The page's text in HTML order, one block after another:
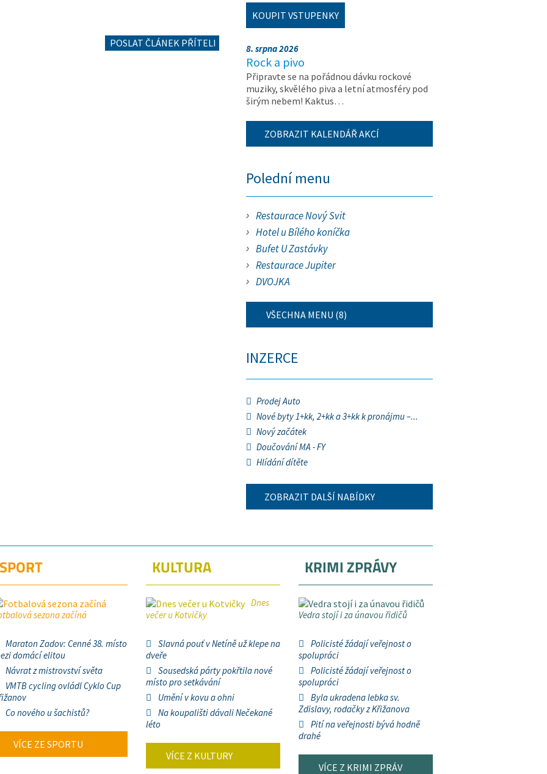
POSLAT ČLÁNEK PŘÍTELI
KOUPIT VSTUPENKY
8. srpna 2026
Rock a pivo
Připravte se na pořádnou dávku rockové
muziky, skvělého piva a letní atmosféry pod
širým nebem! Kaktus…
ZOBRAZIT KALENDÁŘ AKCÍ
Polední menu
Restaurace Nový Svit
Hotel u Bílého koníčka
Bufet U Zastávky
Restaurace Jupiter
DVOJKA
VŠECHNA MENU (8)
INZERCE
Prodej Auto
Nové byty 1+kk, 2+kk a 3+kk k pronájmu –...
Nový začátek
Doučování MA - FY
Hlídání dítěte
ZOBRAZIT DALŠÍ NABÍDKY
SPORT
sezona začíná
Maraton Zadov: Cenné 38. místo
domácí elitou
Návrat z mistrovství světa
VMTB cycling ovládl Cyklo Cup
Co nového u šachistů?
VÍCE ZE SPORTU
KULTURA
Dnes
večer u Kotvičky
Slavná pouť v Netíně už klepe na
dveře
Sousedská párty pokřtila nové
místo pro setkávání
Umění v kovu a ohni
Na koupališti dávali Nečekané
léto
VÍCE Z KULTURY
KRIMI ZPRÁVY
Vedra stojí i za únavou řidičů
Policisté žádají veřejnost o
spolupráci
Policisté žádají veřejnost o
spolupráci
Byla ukradena lebka sv.
Zdislavy, rodačky z Křižanova
Pití na veřejnosti bývá hodně
drahé
VÍCE Z KRIMI ZPRÁV